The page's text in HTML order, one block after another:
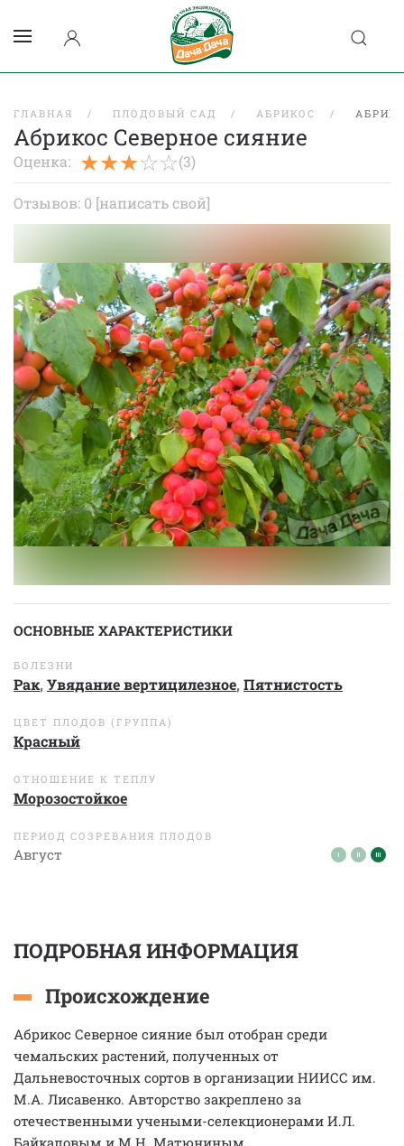
ГЛАВНАЯ ПЛОДОВЫЙ САД АБРИКОС
Абрикос Северное сияние
Оценка: (3)
Отзывов: 0 [написать свой]
ОСНОВНЫЕ ХАРАКТЕРИСТИКИ
БОЛЕЗНИ
Рак, Увядание вертицилезное, Пятнистость
ЦВЕТ ПЛОДОВ (ГРУППА)
Красный
ОТНОШЕНИЕ К ТЕПЛУ
Морозостойкое
ПЕРИОД СОЗРЕВАНИЯ ПЛОДОВ
Август
ПОДРОБНАЯ ИНФОРМАЦИЯ
Происхождение
Абрикос Северное сияние был отобран среди
чемальских растений, полученных от
Дальневосточных сортов в организации НИИСС им.
М.А. Лисавенко. Авторство закреплено за
отечественными учеными-селекционерами И.Л.
Байкаловым и М.Н. Матюниным.